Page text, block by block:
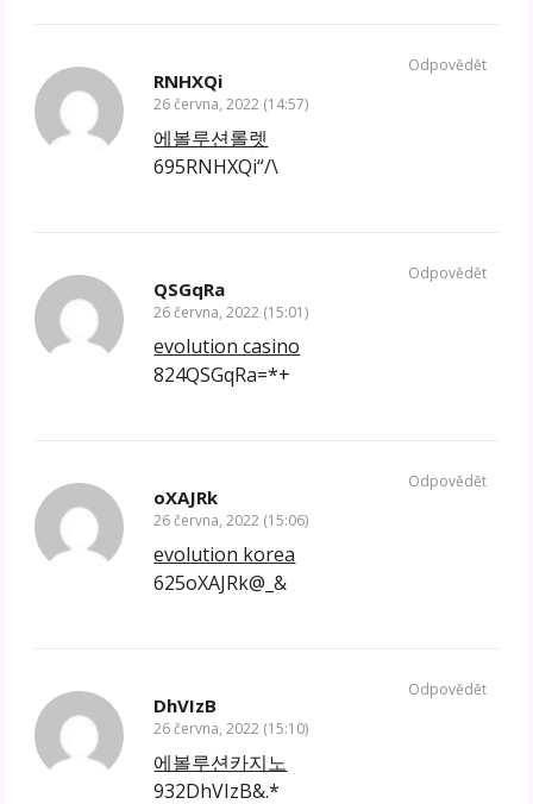
RNHXQi
26 června, 2022 (14:57)
에볼루션롤렛
695RNHXQi“/\
Odpovědět
QSGqRa
26 června, 2022 (15:01)
evolution casino
824QSGqRa=*+
Odpovědět
oXAJRk
26 června, 2022 (15:06)
evolution korea
625oXAJRk@_&
Odpovědět
DhVIzB
26 června, 2022 (15:10)
에볼루션카지노
932DhVIzB&.*
Odpovědět